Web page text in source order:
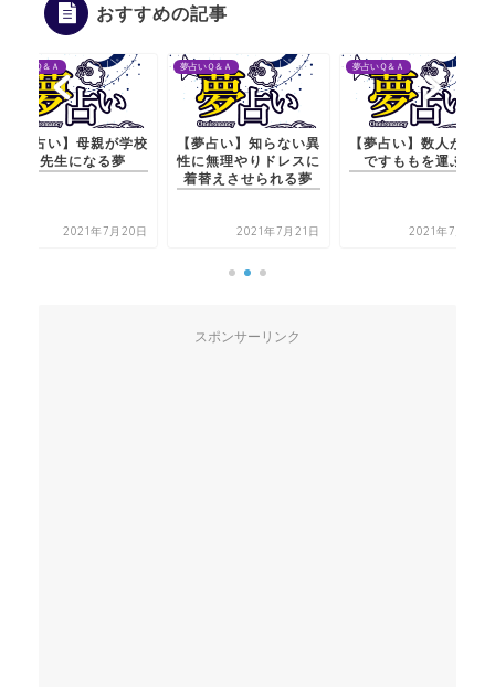
おすすめの記事
夢占いＱ＆Ａ
【夢占い】母親が学校
の先生になる夢
2021年7月20日
夢占いＱ＆Ａ
【夢占い】知らない異
性に無理やりドレスに
着替えさせられる夢
2021年7月21日
夢占いＱ＆Ａ
【夢占い】数人が小船
ですももを運ぶ夢
2021年7月21日
スポンサーリンク